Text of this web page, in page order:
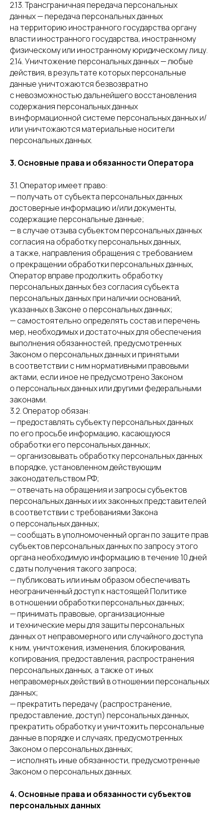
2.13. Трансграничная передача персональных
данных — передача персональных данных
на территорию иностранного государства органу
власти иностранного государства, иностранному
физическому или иностранному юридическому лицу.
2.14. Уничтожение персональных данных — любые
действия, в результате которых персональные
данные уничтожаются безвозвратно
с невозможностью дальнейшего восстановления
содержания персональных данных
в информационной системе персональных данных и/
или уничтожаются материальные носители
персональных данных.
3. Основные права и обязанности Оператора
3.1. Оператор имеет право:
— получать от субъекта персональных данных
достоверные информацию и/или документы,
содержащие персональные данные;
— в случае отзыва субъектом персональных данных
согласия на обработку персональных данных,
а также, направления обращения с требованием
о прекращении обработки персональных данных,
Оператор вправе продолжить обработку
персональных данных без согласия субъекта
персональных данных при наличии оснований,
указанных в Законе о персональных данных;
— самостоятельно определять состав и перечень
мер, необходимых и достаточных для обеспечения
выполнения обязанностей, предусмотренных
Законом о персональных данных и принятыми
в соответствии с ним нормативными правовыми
актами, если иное не предусмотрено Законом
о персональных данных или другими федеральными
законами.
3.2. Оператор обязан:
— предоставлять субъекту персональных данных
по его просьбе информацию, касающуюся
обработки его персональных данных;
— организовывать обработку персональных данных
в порядке, установленном действующим
законодательством РФ;
— отвечать на обращения и запросы субъектов
персональных данных и их законных представителей
в соответствии с требованиями Закона
о персональных данных;
— сообщать в уполномоченный орган по защите прав
субъектов персональных данных по запросу этого
органа необходимую информацию в течение 10 дней
с даты получения такого запроса;
— публиковать или иным образом обеспечивать
неограниченный доступ к настоящей Политике
в отношении обработки персональных данных;
— принимать правовые, организационные
и технические меры для защиты персональных
данных от неправомерного или случайного доступа
к ним, уничтожения, изменения, блокирования,
копирования, предоставления, распространения
персональных данных, а также от иных
неправомерных действий в отношении персональных
данных;
— прекратить передачу (распространение,
предоставление, доступ) персональных данных,
прекратить обработку и уничтожить персональные
данные в порядке и случаях, предусмотренных
Законом о персональных данных;
— исполнять иные обязанности, предусмотренные
Законом о персональных данных.
4. Основные права и обязанности субъектов
персональных данных